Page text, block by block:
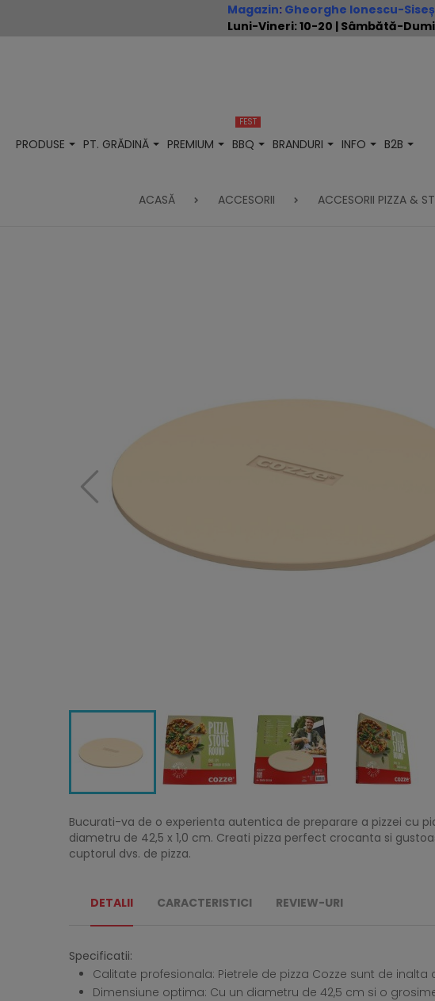
Magazin: Gheorghe Ionescu-
Luni-Vineri: 10-20 | Sâmbătă-
PRODUSE PT. GRĂDINĂ PREMIUM BBQ
FEST
BRANDURI INFO
B2B
ACASĂ ACCESORII ACCESORII PIZZA &
Bucurati-va de o experienta autentica de preparare a pizzei cu
diametru de 42,5 x 1,0 cm. Creati pizza perfect crocanta si
cuptorul dvs. de pizza.
DETALII CARACTERISTICI REVIEW-URI
Specificatii:
Calitate profesionala: Pietrele de pizza Cozze sunt de
Dimensiune optima: Cu un diametru de 42,5 cm si o